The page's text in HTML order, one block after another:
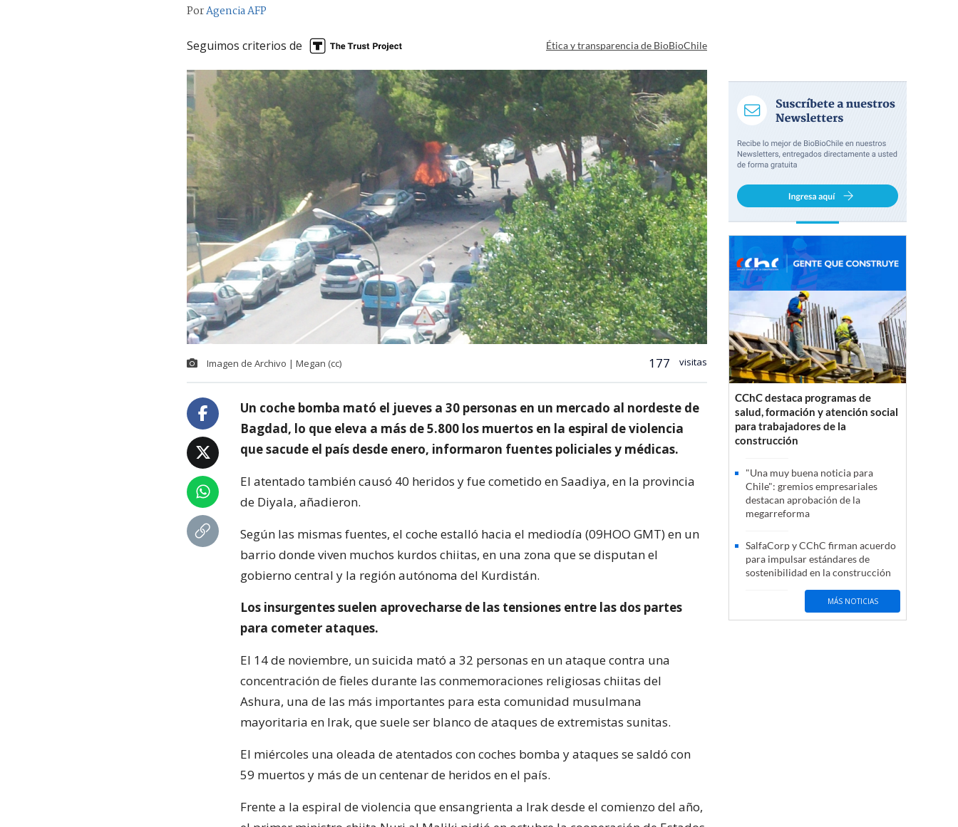
PorAgencia AFP
Seguimos criterios de Ética y transparencia de BioBioChile
Imagen de Archivo | Megan (cc) 177 visitas
Un coche bomba mató el jueves a 30 personas en un mercado al nordeste de
Bagdad, lo que eleva a más de 5.800 los muertos en la espiral de violencia
que sacude el país desde enero, informaron fuentes policiales y médicas.
El atentado también causó 40 heridos y fue cometido en Saadiya, en la provincia
de Diyala, añadieron.
Según las mismas fuentes, el coche estalló hacia el mediodía (09HOO GMT) en un
barrio donde viven muchos kurdos chiitas, en una zona que se disputan el
gobierno central y la región autónoma del Kurdistán.
Los insurgentes suelen aprovecharse de las tensiones entre las dos partes
para cometer ataques.
El 14 de noviembre, un suicida mató a 32 personas en un ataque contra una
concentración de fieles durante las conmemoraciones religiosas chiitas del
Ashura, una de las más importantes para esta comunidad musulmana
mayoritaria en Irak, que suele ser blanco de ataques de extremistas sunitas.
El miércoles una oleada de atentados con coches bomba y ataques se saldó con
59 muertos y más de un centenar de heridos en el país.
Frente a la espiral de violencia que ensangrienta a Irak desde el comienzo del año,
CChC destaca programas de
salud, formación y atención social
para trabajadores de la
construcción
"Una muy buena noticia para
Chile": gremios empresariales
destacan aprobación de la
megarreforma
SalfaCorp y CChC firman acuerdo
para impulsar estándares de
sostenibilidad en la construcción
MÁS NOTICIAS